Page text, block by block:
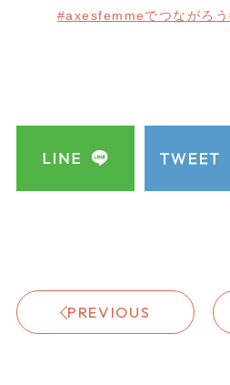
#axesfemmeでつながろう
PREVIOUS